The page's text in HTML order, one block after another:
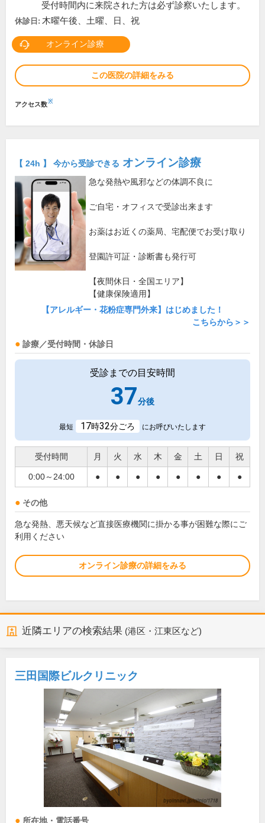
受付時間内に来院された方は必ず診察いたします。
休診日: 木曜午後、土曜、日、祝
オンライン診療
この医院の詳細をみる
アクセス数※
【 24h 】 今から受診できる オンライン診療
急な発熱や風邪などの体調不良に
ご自宅・オフィスで受診出来ます
お薬はお近くの薬局、宅配便でお受け取り
登園許可証・診断書も発行可
【夜間休日・全国エリア】
【健康保険適用】
【アレルギー・花粉症専門外来】はじめました！
こちらから＞＞
診療／受付時間・休診日
受診までの目安時間
37分後
最短 17時32分ごろ にお呼びいたします
受付時間 月 火 水 木 金 土 日 祝
0:00～24:00 ● ● ● ● ● ● ● ●
その他
急な発熱、悪天候など直接医療機関に掛かる事が困難な際にご
利用ください
オンライン診療の詳細をみる
近隣エリアの検索結果 (港区・江東区など)
三田国際ビルクリニック
所在地・電話番号